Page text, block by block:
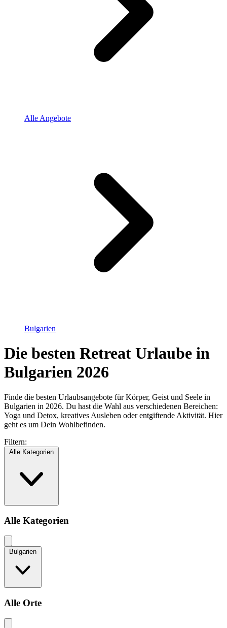
Alle Angebote
Bulgarien
Die besten Retreat Urlaube in
Bulgarien 2026
Finde die besten Urlaubsangebote für Körper, Geist und Seele in
Bulgarien in 2026. Du hast die Wahl aus verschiedenen Bereichen:
Yoga und Detox, kreatives Ausleben oder entgiftende Aktivität. Hier
geht es um Dein Wohlbefinden.
Filtern:
Alle Kategorien
Alle Kategorien
Bulgarien
Alle Orte